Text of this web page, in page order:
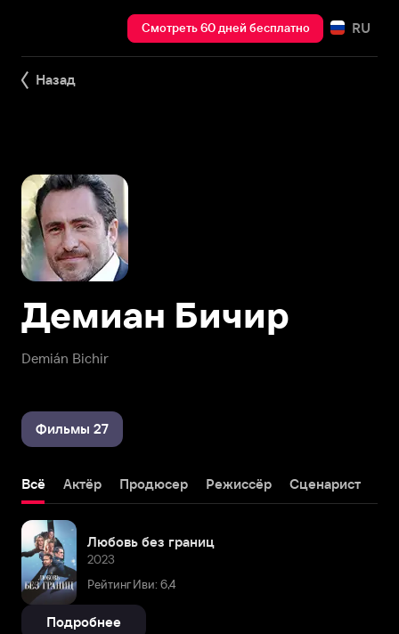
Смотреть 60 дней бесплатно RU
Назад
Demián Bichir
Демиан Бичир
Фильмы 27
Всё Актёр Продюсер Режиссёр Сценарист
Любовь без границ
2023
Рейтинг Иви: 6,4
Подробнее